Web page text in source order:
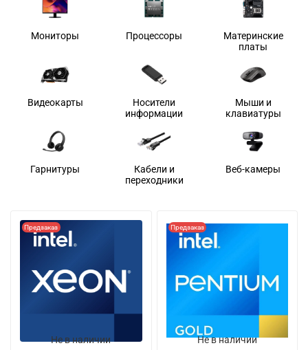
Мониторы Процессоры
Материнские
платы
Видеокарты
Носители
информации
Мыши и
клавиатуры
Гарнитуры
Кабели и
переходники
Веб-камеры
Не в наличии
Предзаказ
Не в наличии
Предзаказ